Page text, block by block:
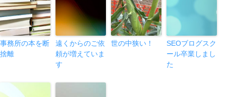
事務所の本を断
捨離
遠くからのご依
頼が増えていま
す
世の中狭い！
SEOブログスク
ール卒業しまし
た